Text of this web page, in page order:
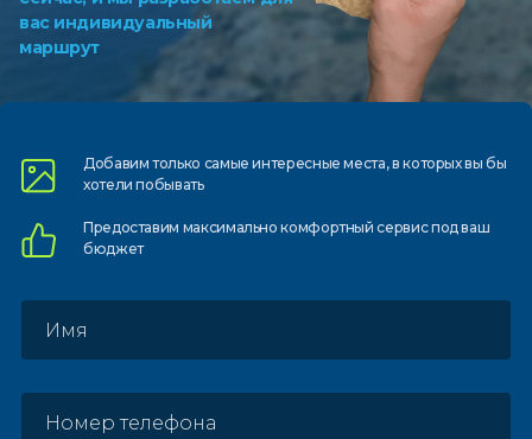
вас индивидуальный
маршрут
Добавим только самыеинтересные места, в которыхвы бы
хотели побывать
Предоставим максимально комфортныйсервис под ваш
бюджет